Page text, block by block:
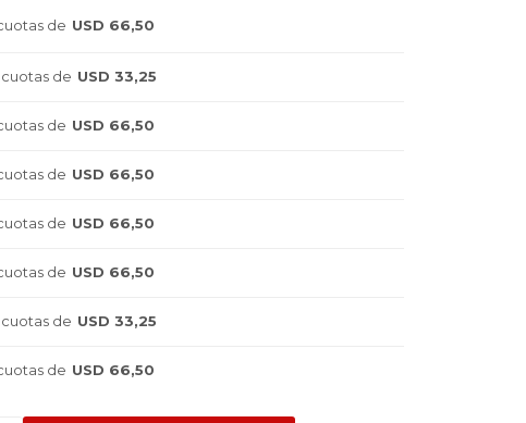
de USD 66,50
cuotas de USD 33,25
de USD 66,50
de USD 66,50
de USD 66,50
de USD 66,50
cuotas de USD 33,25
de USD 66,50